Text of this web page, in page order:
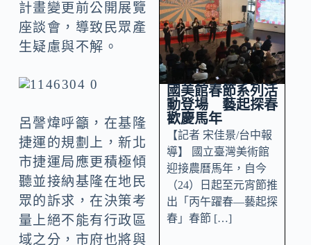
計畫變更前公開展覽
座談會，導致民眾產
生疑慮與不解。
呂謦煒呼籲，在基隆
捷運的規劃上，新北
市捷運局應更積極傾
聽並接納基隆在地民
眾的訴求，在決策考
量上絕不能有行政區
域之分，市府也將與
國美館春節系列活
動登場 藝起探春
歡慶馬年
【記者 宋佳景/台中報
導】 國立臺灣美術館
迎接農曆馬年，自今
（24）日起至元宵節推
出「丙午躍春—藝起探
春」春節 […]